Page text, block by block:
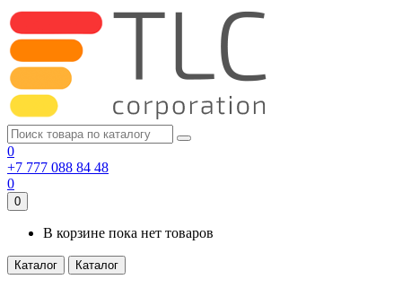
0
+7 777 088 84 48
0
0
В корзине пока нет товаров
Каталог Каталог